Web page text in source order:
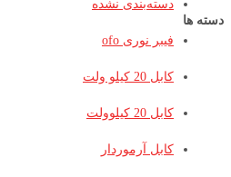
دسته ها
دسته‌بندی نشده
فیبر نوری ofo
کابل 20 کیلو ولت
کابل 20 کیلوولت
کابل آرموردار